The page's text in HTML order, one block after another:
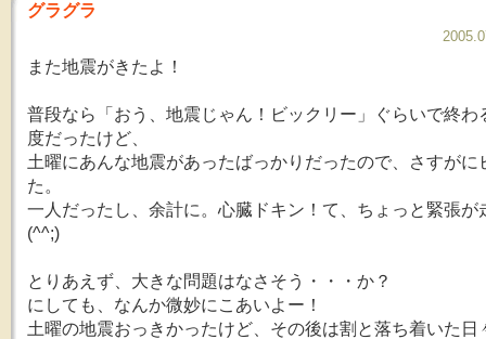
グラグラ
また地震がきたよ！
普段なら「おう、地震じゃん！ビックリー」ぐらいで終わ
度だったけど、
土曜にあんな地震があったばっかりだったので、さすがに
た。
一人だったし、余計に。心臓ドキン！て、ちょっと緊張が
(^^;)
とりあえず、大きな問題はなさそう・・・か？
にしても、なんか微妙にこあいよー！
土曜の地震おっきかったけど、その後は割と落ち着いた日